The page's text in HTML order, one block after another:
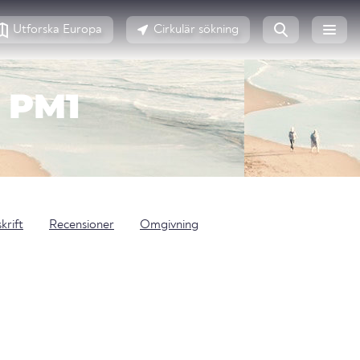
Utforska Europa Cirkulär sökning
Recensioner Omgivning